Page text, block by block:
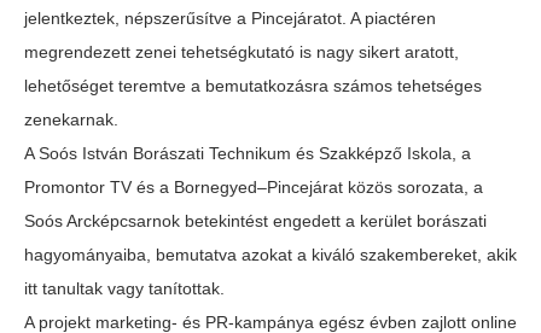
jelentkeztek, népszerűsítve a Pincejáratot. A piactéren
megrendezett zenei tehetségkutató is nagy sikert aratott,
lehetőséget teremtve a bemutatkozásra számos tehetséges
zenekarnak.
A Soós István Borászati Technikum és Szakképző Iskola, a
Promontor TV és a Bornegyed–Pincejárat közös sorozata, a
Soós Arcképcsarnok betekintést engedett a kerület borászati
hagyományaiba, bemutatva azokat a kiváló szakembereket, akik
itt tanultak vagy tanítottak.
A projekt marketing- és PR-kampánya egész évben zajlott online